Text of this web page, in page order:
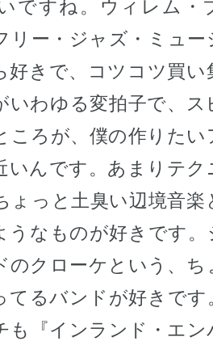
ですね。ウィレム・
リー・ジャズ・ミュ
好きで、コツコツ買い
いわゆる変拍子で、ス
ころが、僕の作りたい
いんです。あまりテク
ょっと土臭い辺境音楽
うなものが好きです。
のクローケという、ち
てるバンドが好きです
も『インランド・エン